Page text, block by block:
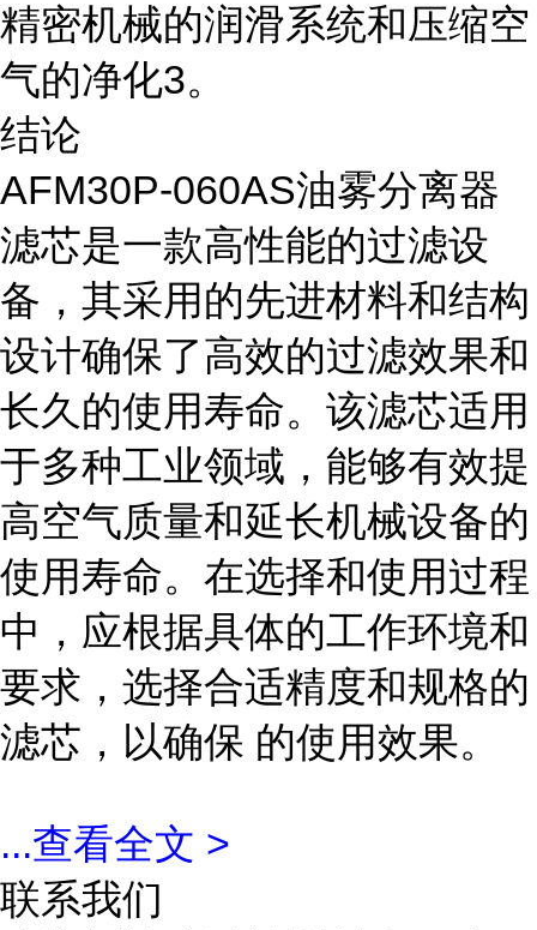
精密机械的润滑系统和压缩空
气的净化3。
结论
AFM30P-060AS油雾分离器
滤芯是一款高性能的过滤设
备，其采用的先进材料和结构
设计确保了高效的过滤效果和
长久的使用寿命。该滤芯适用
于多种工业领域，能够有效提
高空气质量和延长机械设备的
使用寿命。在选择和使用过程
中，应根据具体的工作环境和
要求，选择合适精度和规格的
滤芯，以确保 的使用效果。
...查看全文 >
联系我们